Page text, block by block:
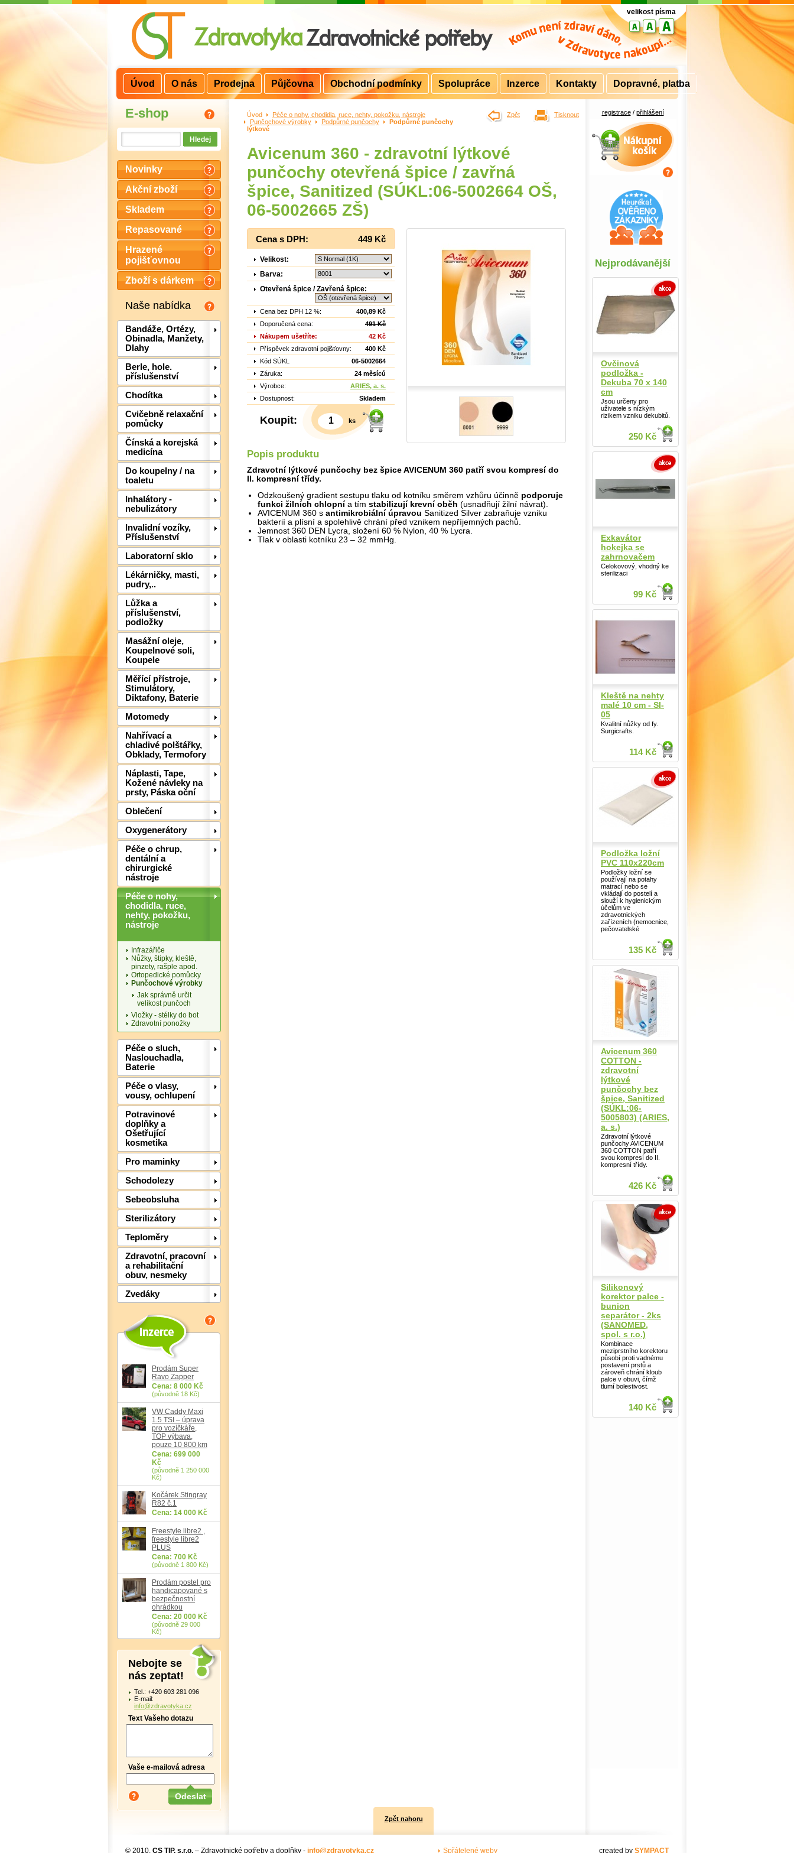
E-shop
Novinky
Akční zboží
Skladem
Repasované
Hrazené
pojišťovnou
Zboží s dárkem
Naše nabídka
Bandáže, Ortézy,
Obinadla, Manžety,
Dlahy
Berle, hole.
příslušenství
Chodítka
Cvičebně relaxační
pomůcky
Čínská a korejská
medicína
Do koupelny / na
toaletu
Inhalátory -
nebulizátory
Invalidní vozíky,
Příslušenství
Laboratorní sklo
Lékárničky, masti,
pudry,..
Lůžka a
příslušenství,
podložky
Masážní oleje,
Koupelnové soli,
Koupele
Měřící přístroje,
Stimulátory,
Diktafony, Baterie
Motomedy
Nahřívací a
chladivé polštářky,
Obklady, Termofory
Náplasti, Tape,
Kožené návleky na
prsty, Páska oční
Oblečení
Oxygenerátory
Péče o chrup,
dentální a
chirurgické
nástroje
Péče o nohy,
chodidla, ruce,
nehty, pokožku,
nástroje
Infrazářiče
Nůžky, štipky, kleště,
pinzety, rašple apod.
Ortopedické pomůcky
Punčochové výrobky
Jak správně určit
velikost punčoch
Vložky - stélky do bot
Zdravotní ponožky
Péče o sluch,
Naslouchadla,
Baterie
Péče o vlasy,
vousy, ochlupení
Potravinové
doplňky a
Ošetřující
kosmetika
Pro maminky
Schodolezy
Sebeobsluha
Sterilizátory
Teploměry
Zdravotní, pracovní
a rehabilitační
obuv, nesmeky
Zvedáky
Prodám Super
Ravo Zapper
Cena: 8 000 Kč
(původně 18 Kč)
VW Caddy Maxi
1.5 TSI – úprava
pro vozíčkáře,
TOP výbava,
pouze 10 800 km
Cena: 699 000
Kč
(původně 1 250 000
Kč)
Kočárek Stingray
R82 č.1
Cena: 14 000 Kč
Freestyle libre2 ,
freestyle libre2
PLUS
Cena: 700 Kč
(původně 1 800 Kč)
Prodám postel pro
handicapované s
bezpečnostní
ohrádkou
Cena: 20 000 Kč
(původně 29 000
Kč)
Nebojte se
nás zeptat!
Tel.: +420 603 281 096
E-mail:
info@zdravotyka.cz
Text Vašeho dotazu
Vaše e-mailová adresa
Úvod > Péče o nohy, chodidla, ruce, nehty, pokožku, nástroje
Punčochové výrobky > Podpůrné punčochy > Podpůrné punčochy
lýtkové
Avicenum 360 - zdravotní lýtkové
punčochy otevřená špice / zavřná
špice, Sanitized (SÚKL:06-5002664 OŠ,
06-5002665 ZŠ)
Cena s DPH: 449 Kč
Velikost:
Barva:
Otevřená špice / Zavřená špice:
Cena bez DPH 12 %:
400,89 Kč
Doporučená cena:
491 Kč
Nákupem ušetříte:
42 Kč
Příspěvek zdravotní pojišťovny:
400 Kč
Kód SÚKL
06-5002664
Záruka:
24 měsíců
Výrobce:
ARIES, a. s.
Dostupnost:
Skladem
Koupit: ks
Popis produktu
Zdravotní lýtkové punčochy bez špice AVICENUM 360 patří svou kompresí do
II. kompresní třídy.
Odzkoušený gradient sestupu tlaku od kotníku směrem vzhůru účinně podporuje
funkci žilních chlopní a tím stabilizují krevní oběh (usnadňují žilní návrat).
AVICENUM 360 s antimikrobiální úpravou Sanitized Silver zabraňuje vzniku
bakterií a plísní a spolehlivě chrání před vznikem nepříjemných pachů.
Jemnost 360 DEN Lycra, složení 60 % Nylon, 40 % Lycra.
Tlak v oblasti kotníku 23 – 32 mmHg.
registrace/ přihlášení
Nákupní košík
velikost písma
Tisknout
Zpět
Nejprodávanější
Ovčinová
podložka -
Dekuba 70 x 140
cm
Jsou určeny pro
uživatele s nízkým
rizikem vzniku dekubitů.
250 Kč
Detail
Exkavátor
hokejka se
zahrnovačem
Celokovový, vhodný ke
sterilizaci
99 Kč
Kleště na nehty
malé 10 cm - SI-
05
Kvalitní nůžky od fy.
Surgicrafts.
114 Kč
Podložka ložní
PVC 110x220cm
Podložky ložní se
používají na potahy
matrací nebo se
vkládají do postelí a
slouží k hygienickým
účelům ve
zdravotnických
zařízeních (nemocnice,
pečovatelské
135 Kč
Avicenum 360
COTTON -
zdravotní
lýtkové
punčochy bez
špice, Sanitized
(SÚKL:06-
5005803) (ARIES,
a. s.)
Zdravotní lýtkové
punčochy AVICENUM
360 COTTON patří
svou kompresí do II.
kompresní třídy.
426 Kč
Silikonový
korektor palce -
bunion
separátor - 2ks
(SANOMED,
spol. s r.o.)
Kombinace
meziprstního korektoru
působí proti vadnému
postavení prstů a
zároveň chrání kloub
palce v obuvi, čímž
tlumí bolestivost.
140 Kč
Úvod O nás Prodejna Půjčovna Obchodní podmínky Spolupráce Inzerce Kontakty Dopravné, platba
Zpět nahoru
© 2010, CS TIP, s.r.o. – Zdravotnické potřeby a doplňky - info@zdravotyka.cz created by SYMPACT
Spřátelené weby